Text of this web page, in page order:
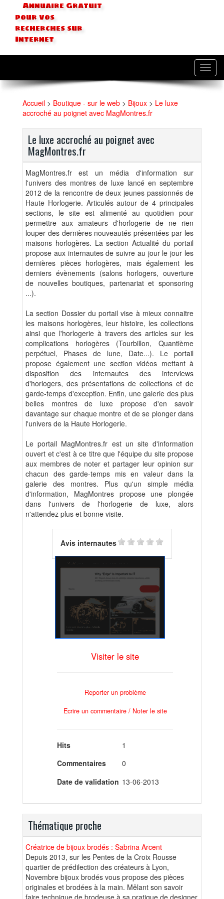
Annuaire Gratuit
pour vos
recherches sur
Internet
Accueil > Boutique - sur le web > Bijoux > Le luxe
accroché au poignet avec MagMontres.fr
Le luxe accroché au poignet avec
MagMontres.fr
MagMontres.fr est un média d'information sur
l'univers des montres de luxe lancé en septembre
2012 de la rencontre de deux jeunes passionnés de
Haute Horlogerie. Articulés autour de 4 principales
sections, le site est alimenté au quotidien pour
permettre aux amateurs d'horlogerie de ne rien
louper des dernières nouveautés présentées par les
maisons horlogères. La section Actualité du portail
propose aux internautes de suivre au jour le jour les
dernières pièces horlogères, mais également les
derniers évènements (salons horlogers, ouverture
de nouvelles boutiques, partenariat et sponsoring
...).
La section Dossier du portail vise à mieux connaitre
les maisons horlogères, leur histoire, les collections
ainsi que l'horlogerie à travers des articles sur les
complications horlogères (Tourbillon, Quantième
perpétuel, Phases de lune, Date...). Le portail
propose également une section vidéos mettant à
disposition des internautes des interviews
d'horlogers, des présentations de collections et de
garde-temps d'exception. Enfin, une galerie des plus
belles montres de luxe propose d'en savoir
davantage sur chaque montre et de se plonger dans
l'univers de la Haute Horlogerie.
Le portail MagMontres.fr est un site d'information
ouvert et c'est à ce titre que l'équipe du site propose
aux membres de noter et partager leur opinion sur
chacun des garde-temps mis en valeur dans la
galerie des montres. Plus qu'un simple média
d'information, MagMontres propose une plongée
dans l'univers de l'horlogerie de luxe, alors
n'attendez plus et bonne visite.
Avis internautes
Visiter le site
Reporter un problème
Ecrire un commentaire / Noter le site
Hits
1
Commentaires
0
Date de validation 13-06-2013
Thématique proche
Créatrice de bijoux brodés : Sabrina Arcent
Depuis 2013, sur les Pentes de la Croix Rousse
quartier de prédilection des créateurs à Lyon,
Novembre bijoux brodés vous propose des pièces
originales et brodées à la main. Mêlant son savoir
faire technique de brodeuse à sa pratique de designer